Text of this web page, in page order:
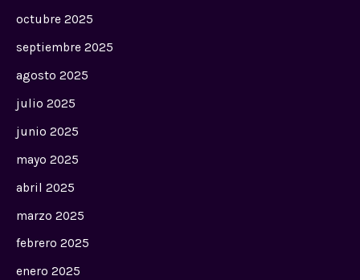
octubre 2025
septiembre 2025
agosto 2025
julio 2025
junio 2025
mayo 2025
abril 2025
marzo 2025
febrero 2025
enero 2025